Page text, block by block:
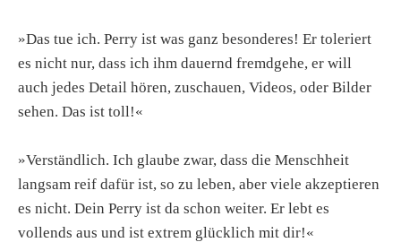
»Das tue ich. Perry ist was ganz besonderes! Er toleriert
es nicht nur, dass ich ihm dauernd fremdgehe, er will
auch jedes Detail hören, zuschauen, Videos, oder Bilder
sehen. Das ist toll!«
»Verständlich. Ich glaube zwar, dass die Menschheit
langsam reif dafür ist, so zu leben, aber viele akzeptieren
es nicht. Dein Perry ist da schon weiter. Er lebt es
vollends aus und ist extrem glücklich mit dir!«